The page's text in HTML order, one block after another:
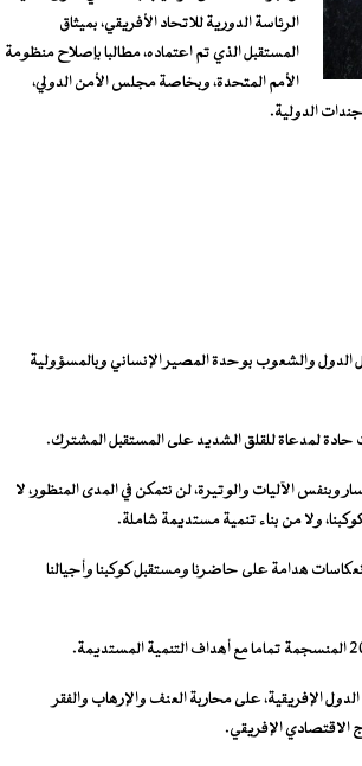
الرئاسة الدورية للاتحاد الأفريقي، بميثاق
المستقبل الذي تم اعتماده، مطالبا بإصلاح منظومة
الأمم المتحدة، وبخاصة مجلس الأمن الدولي،
الدولية.
الدول والشعوب بوحدة المصير الإنساني وبالمسؤولية
لمدعاة للقلق الشديد على المستقبل المشترك.
وبنفس الآليات والوتيرة، لن نتمكن في المدى المنظور، لا
ولا من بناء تنمية مستديمة شاملة.
هدامة على حاضرنا ومستقبل كوكبنا وأجيالنا
الإفريقية، على محاربة العنف والإرهاب والفقر
الاقتصادي الإفريقي.